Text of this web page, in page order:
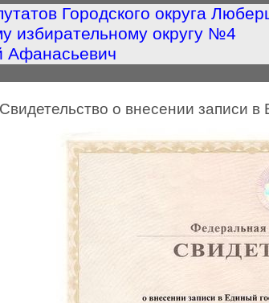
Городского округа
избирательному округу №4
Афанасьевич
Свидетельство о внесении записи